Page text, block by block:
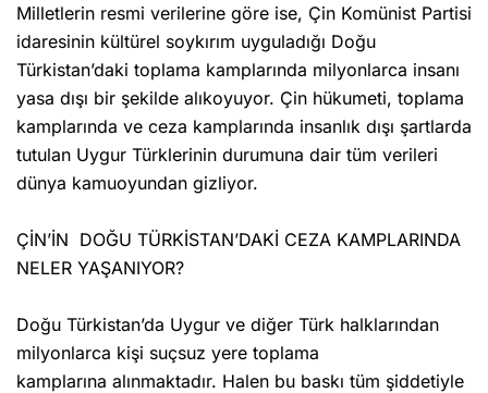
Milletlerin resmi verilerine göre ise, Çin Komünist Partisi
idaresinin kültürel soykırım uyguladığı Doğu
Türkistan’daki toplama kamplarında milyonlarca insanı
yasa dışı bir şekilde alıkoyuyor. Çin hükumeti, toplama
kamplarında ve ceza kamplarında insanlık dışı şartlarda
tutulan Uygur Türklerinin durumuna dair tüm verileri
dünya kamuoyundan gizliyor.
ÇİN’İN DOĞU TÜRKİSTAN’DAKİ CEZA KAMPLARINDA
NELER YAŞANIYOR?
Doğu Türkistan’da Uygur ve diğer Türk halklarından
milyonlarca kişi suçsuz yere toplama
kamplarına alınmaktadır. Halen bu baskı tüm şiddetiyle